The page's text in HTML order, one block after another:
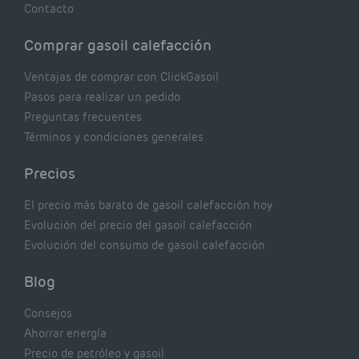
Contacto
Comprar gasoil calefacción
Ventajas de comprar con ClickGasoil
Pasos para realizar un pedido
Preguntas frecuentes
Términos y condiciones generales
Precios
El precio más barato de gasoil calefacción hoy
Evolución del precio del gasoil calefacción
Evolución del consumo de gasoil calefacción
Blog
Consejos
Ahorrar energía
Precio de petróleo y gasoil